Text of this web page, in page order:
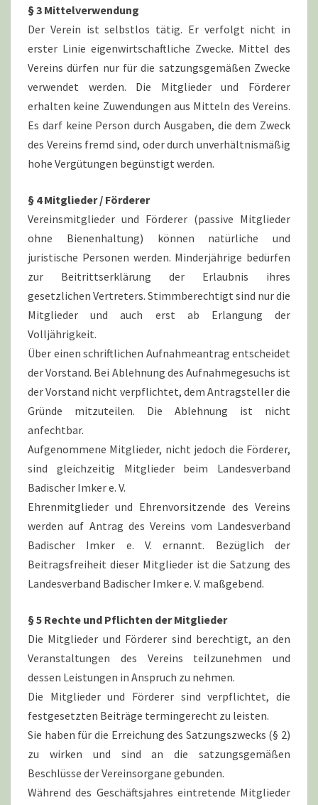
§ 3 Mittelverwendung
Der Verein ist selbstlos tätig. Er verfolgt nicht in
erster Linie eigenwirtschaftliche Zwecke. Mittel des
Vereins dürfen nur für die satzungsgemäßen Zwecke
verwendet werden. Die Mitglieder und Förderer
erhalten keine Zuwendungen aus Mitteln des Vereins.
Es darf keine Person durch Ausgaben, die dem Zweck
des Vereins fremd sind, oder durch unverhältnismäßig
hohe Vergütungen begünstigt werden.
§ 4 Mitglieder / Förderer
Vereinsmitglieder und Förderer (passive Mitglieder
ohne Bienenhaltung) können natürliche und
juristische Personen werden. Minderjährige bedürfen
zur Beitrittserklärung der Erlaubnis ihres
gesetzlichen Vertreters. Stimmberechtigt sind nur die
Mitglieder und auch erst ab Erlangung der
Volljährigkeit.
Über einen schriftlichen Aufnahmeantrag entscheidet
der Vorstand. Bei Ablehnung des Aufnahmegesuchs ist
der Vorstand nicht verpflichtet, dem Antragsteller die
Gründe mitzuteilen. Die Ablehnung ist nicht
anfechtbar.
Aufgenommene Mitglieder, nicht jedoch die Förderer,
sind gleichzeitig Mitglieder beim Landesverband
Badischer Imker e. V.
Ehrenmitglieder und Ehrenvorsitzende des Vereins
werden auf Antrag des Vereins vom Landesverband
Badischer Imker e. V. ernannt. Bezüglich der
Beitragsfreiheit dieser Mitglieder ist die Satzung des
Landesverband Badischer Imker e. V. maßgebend.
§ 5 Rechte und Pflichten der Mitglieder
Die Mitglieder und Förderer sind berechtigt, an den
Veranstaltungen des Vereins teilzunehmen und
dessen Leistungen in Anspruch zu nehmen.
Die Mitglieder und Förderer sind verpflichtet, die
festgesetzten Beiträge termingerecht zu leisten.
Sie haben für die Erreichung des Satzungszwecks (§ 2)
zu wirken und sind an die satzungsgemäßen
Beschlüsse der Vereinsorgane gebunden.
Während des Geschäftsjahres eintretende Mitglieder